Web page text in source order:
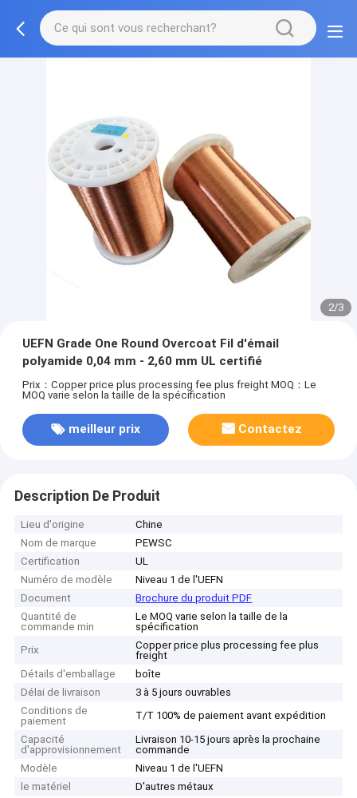
2/3
UEFN Grade One Round Overcoat Fil d'émail
polyamide 0,04 mm - 2,60 mm UL certifié
Prix：Copper price plus processing fee plus freight MOQ：Le
MOQ varie selon la taille de la spécification
meilleur prix Contactez
Description De Produit
Lieu d'origine
Chine
Nom de marque
PEWSC
Certification
UL
Numéro de modèle
Niveau 1 de l'UEFN
Document
Brochure du produit PDF
Quantité de
commande min
Le MOQ varie selon la taille de la
spécification
Prix
Copper price plus processing fee plus
freight
Détails d'emballage
boîte
Délai de livraison
3 à 5 jours ouvrables
Conditions de
paiement
T/T 100% de paiement avant expédition
Capacité
d'approvisionnement
Livraison 10-15 jours après la prochaine
commande
Modèle
Niveau 1 de l'UEFN
le matériel
D'autres métaux